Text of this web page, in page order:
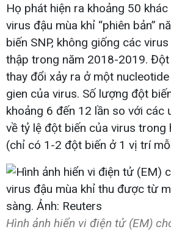
Họ phát hiện ra khoảng 50
virus đậu mùa khỉ “phiên bản”
biến SNP, không giống các
thập trong năm 2018-2019. Đột
thay đổi xảy ra ở một
gien của virus. Số lượng đột
khoảng 6 đến 12 lần so với
về tỷ lệ đột biến của virus trong
(chỉ có 1-2 đột biến ở 1 vị trí
Hình ảnh hiển vi điện tử (EM)